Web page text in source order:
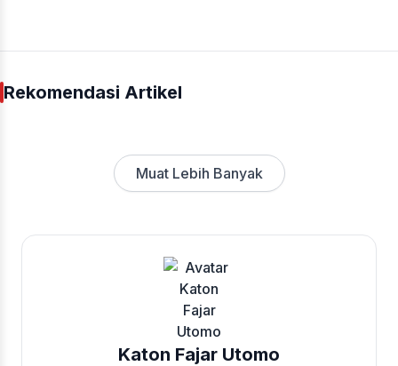
Rekomendasi Artikel
Muat Lebih Banyak
Katon Fajar Utomo